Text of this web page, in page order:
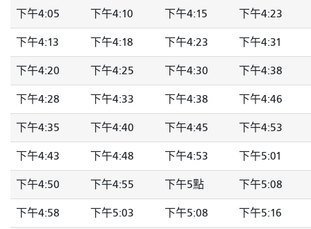
下午4:05 下午4:10 下午4:15 下午4:23
下午4:13 下午4:18 下午4:23 下午4:31
下午4:20 下午4:25 下午4:30 下午4:38
下午4:28 下午4:33 下午4:38 下午4:46
下午4:35 下午4:40 下午4:45 下午4:53
下午4:43 下午4:48 下午4:53 下午5:01
下午4:50 下午4:55 下午5點 下午5:08
下午4:58 下午5:03 下午5:08 下午5:16